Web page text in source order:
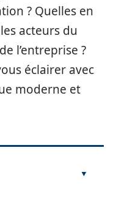
? Quelles en
acteurs du
l’entreprise ?
éclairer avec
moderne et